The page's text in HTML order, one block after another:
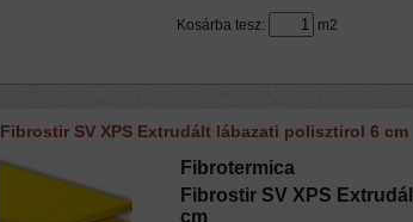
Kosárba tesz: m2
Fibrostir SV XPS Extrudált lábazati polisztirol 6 cm
Fibrotermica
Fibrostir SV XPS
cm